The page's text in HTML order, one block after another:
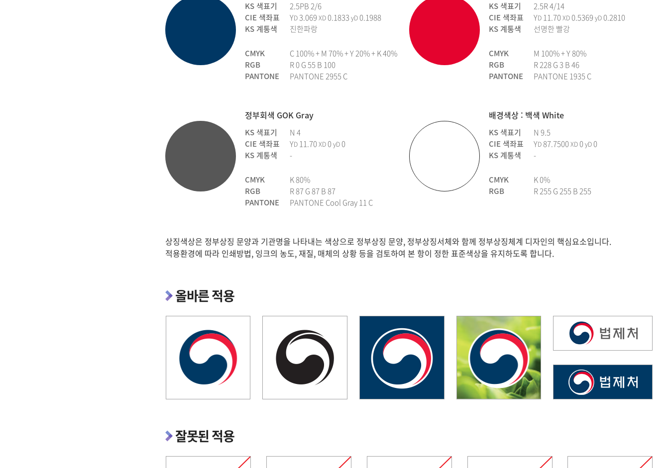
KS 색표기
2.5PB 2/6
CIE 색좌표
YD3.069 XD0.1833 yD0.1988
KS 계통색
진한파랑
CMYK
C 100% + M 70% + Y 20% + K 40%
RGB
R 0 G 55 B 100
PANTONE
PANTONE 2955 C
KS 색표기
2.5R 4/14
CIE 색좌표
YD 11.70XD0.5369 yD0.2810
KS 계통색
선명한 빨강
CMYK
M 100% + Y 80%
RGB
R 228 G 3 B 46
PANTONE
PANTONE 1935 C
정부회색 GOK Gray
KS 색표기
N 4
CIE 색좌표
YD 11.70XD0yD0
KS 계통색
-
CMYK
K 80%
RGB
R 87 G 87 B 87
PANTONE
PANTONE Cool Gray 11 C
배경색상 : 백색 White
KS 색표기
N 9.5
CIE 색좌표
YD87.7500XD0yD0
KS 계통색
-
CMYK
K 0%
RGB
R 255 G 255 B 255
상징색상은 정부상징 문양과 기관명을 나타내는 색상으로 정부상징 문양, 정부상징서체와 함께 정부상징체계 디자인의 핵심요소입니다.
적용환경에 따라 인쇄방법, 잉크의 농도, 재질, 매체의 상황 등을 검토하여 본 항이 정한 표준색상을 유지하도록 합니다.
올바른 적용
잘못된 적용